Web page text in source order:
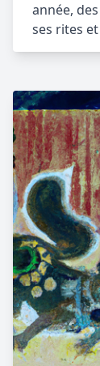
année,
ses rites